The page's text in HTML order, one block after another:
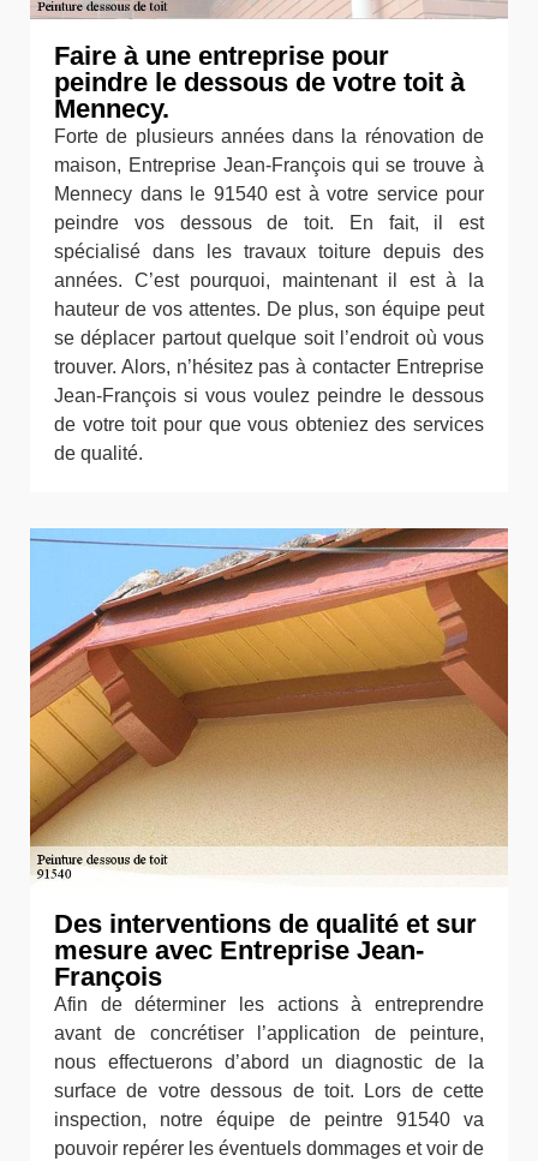
Faire à une entreprise pour
peindre le dessous de votre toit à
Mennecy.
Forte de plusieurs années dans la rénovation de
maison, Entreprise Jean-François qui se trouve à
Mennecy dans le 91540 est à votre service pour
peindre vos dessous de toit. En fait, il est
spécialisé dans les travaux toiture depuis des
années. C’est pourquoi, maintenant il est à la
hauteur de vos attentes. De plus, son équipe peut
se déplacer partout quelque soit l’endroit où vous
trouver. Alors, n’hésitez pas à contacter Entreprise
Jean-François si vous voulez peindre le dessous
de votre toit pour que vous obteniez des services
de qualité.
Des interventions de qualité et sur
mesure avec Entreprise Jean-
François
Afin de déterminer les actions à entreprendre
avant de concrétiser l’application de peinture,
nous effectuerons d’abord un diagnostic de la
surface de votre dessous de toit. Lors de cette
inspection, notre équipe de peintre 91540 va
pouvoir repérer les éventuels dommages et voir de